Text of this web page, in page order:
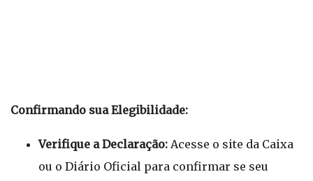
Confirmando sua Elegibilidade:
Verifique a Declaração: Acesse o site da Caixa
ou o Diário Oficial para confirmar se seu